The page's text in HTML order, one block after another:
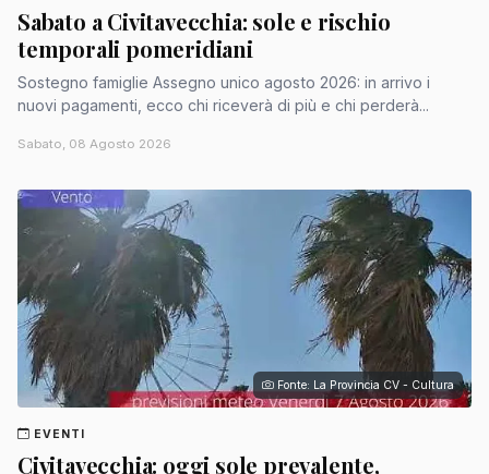
Sabato a Civitavecchia: sole e rischio
temporali pomeridiani
Sostegno famiglie Assegno unico agosto 2026: in arrivo i
nuovi pagamenti, ecco chi riceverà di più e chi perderà...
Sabato, 08 Agosto 2026
Fonte: La Provincia CV - Cultura
EVENTI
Civitavecchia: oggi sole prevalente,